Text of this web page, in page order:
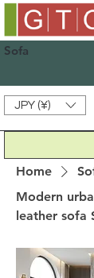
Sofa
JPY (¥)
Home
Modern
leather sofa